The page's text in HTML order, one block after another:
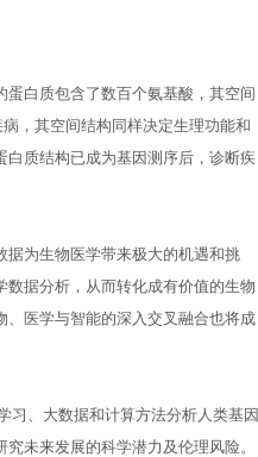
白质包含了数百个氨基酸，其空间
，其空间结构同样决定生理功能和
质结构已成为基因测序后，诊断疾
据为生物医学带来极大的机遇和挑
据分析，从而转化成有价值的生物
、医学与智能的深入交叉融合也将成
习、大数据和计算方法分析人类基因
未来发展的科学潜力及伦理风险。